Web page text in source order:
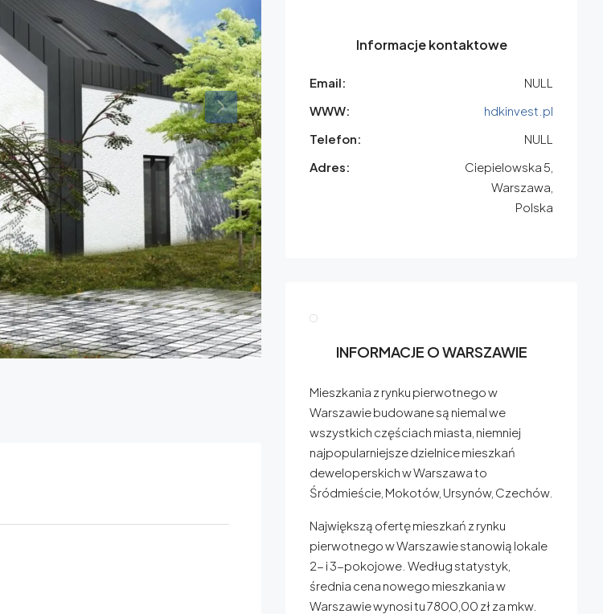
Informacje kontaktowe
Email:
NULL
WWW:
hdkinvest.pl
Telefon:
NULL
Adres:
Ciepielowska 5,
Warszawa,
Polska
INFORMACJE O WARSZAWIE
Mieszkania z rynku pierwotnego w
Warszawie budowane są niemal we
wszystkich częściach miasta, niemniej
najpopularniejsze dzielnice mieszkań
deweloperskich w Warszawa to
Śródmieście, Mokotów, Ursynów, Czechów.
Największą ofertę mieszkań z rynku
pierwotnego w Warszawie stanowią lokale
2- i 3-pokojowe. Według statystyk,
średnia cena nowego mieszkania w
Warszawie wynosi tu 7800,00 zł za mkw.